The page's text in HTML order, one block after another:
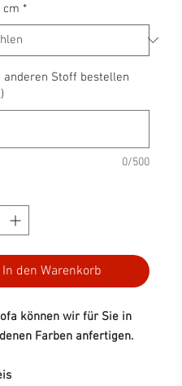
cm *
anderen Stoff bestellen
0/500
In den Warenkorb
können wir für Sie in
Farben anfertigen.